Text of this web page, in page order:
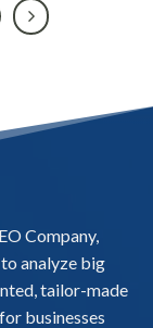
Company,
analyze big
tailor-made
businesses